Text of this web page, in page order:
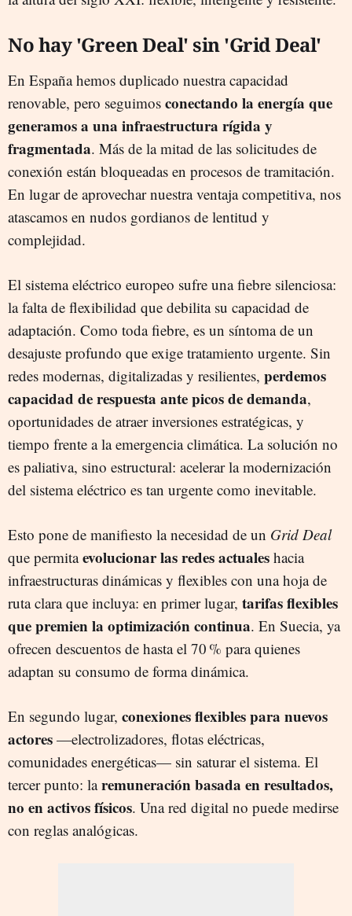
No hay 'Green Deal' sin 'Grid Deal'
En España hemos duplicado nuestra capacidad
renovable, pero seguimos conectando la energía que
generamos a una infraestructura rígida y
fragmentada. Más de la mitad de las solicitudes de
conexión están bloqueadas en procesos de tramitación.
En lugar de aprovechar nuestra ventaja competitiva, nos
atascamos en nudos gordianos de lentitud y
complejidad.
El sistema eléctrico europeo sufre una fiebre silenciosa:
la falta de flexibilidad que debilita su capacidad de
adaptación. Como toda fiebre, es un síntoma de un
desajuste profundo que exige tratamiento urgente. Sin
redes modernas, digitalizadas y resilientes, perdemos
capacidad de respuesta ante picos de demanda,
oportunidades de atraer inversiones estratégicas, y
tiempo frente a la emergencia climática. La solución no
es paliativa, sino estructural: acelerar la modernización
del sistema eléctrico es tan urgente como inevitable.
Esto pone de manifiesto la necesidad de un Grid Deal
que permitaevolucionar las redes actuales hacia
infraestructuras dinámicas y flexibles con una hoja de
ruta clara que incluya: en primer lugar, tarifas flexibles
que premien la optimización continua. En Suecia, ya
ofrecen descuentos de hasta el 70 % para quienes
adaptan su consumo de forma dinámica.
En segundo lugar, conexiones flexibles para nuevos
actores —electrolizadores, flotas eléctricas,
comunidades energéticas— sin saturar el sistema. El
tercer punto: laremuneración basada en resultados,
no en activos físicos. Una red digital no puede medirse
con reglas analógicas.